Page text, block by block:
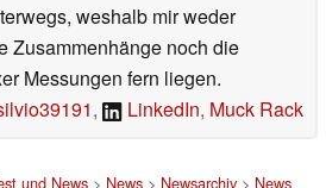
weshalb mir weder
Zusammenhänge noch die
Messungen fern liegen.
, LinkedIn, Muck Rack
und News> News> Newsarchiv> News